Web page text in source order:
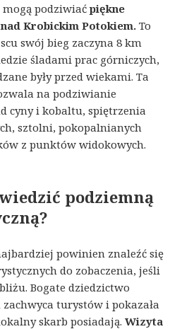
mogą podziwiaćpiękne
Krobickim Potokiem. To
swój bieg zaczyna 8 km
śladami prac górniczych,
były przed wiekami. Ta
na podziwianie
cyny i kobaltu, spiętrzenia
sztolni, pokopalnianych
z punktów widokowych.
podziemną
powinien znaleźć się
do zobaczenia, jeśli
Bogate dziedzictwo
turystów i pokazała
skarb posiadają.Wizyta